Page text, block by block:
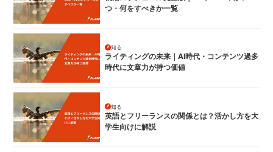
つ・何をすべきか一覧
ライティングの未来｜AI時代・コンテンツ過多
時代に文章力が持つ価値
知る
英語とフリーランスの関係とは？活かし方を大
学生向けに解説
知る